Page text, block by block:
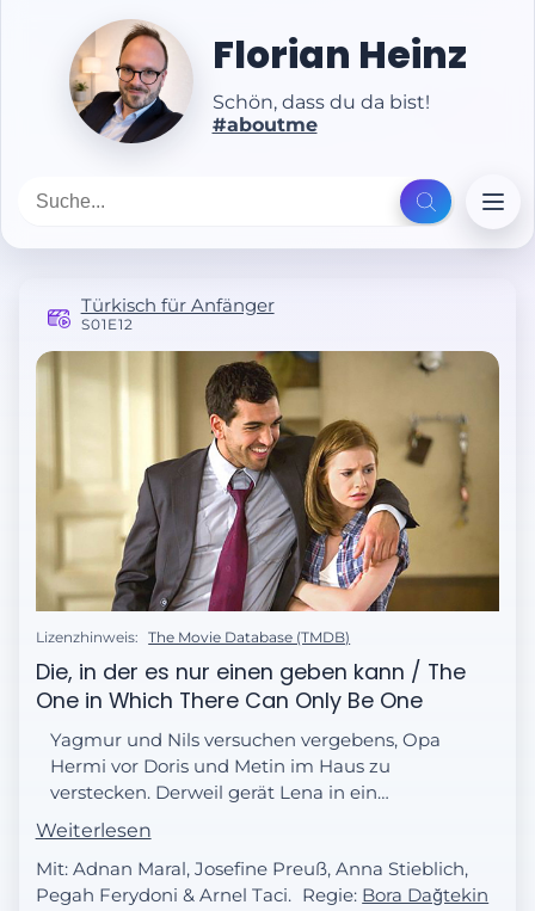
Florian Heinz
Schön, dass du da bist!
#aboutme
Türkisch für Anfänger
S01E12
Lizenzhinweis: The Movie Database (TMDB)
Die, in der es nur einen geben kann / The
One in Which There Can Only Be One
Yagmur und Nils versuchen vergebens, Opa
Hermi vor Doris und Metin im Haus zu
verstecken. Derweil gerät Lena in ein
absolutes Emotionschaos. Obwohl sie weiß,
dass man vor seinen Gefühlen nicht davon
laufen kann, tut sie genau das: sie läuft vor
ihren Gefühlen davon. Cem schaut sie
Weiterlesen
Mit: Adnan Maral, Josefine Preuß, Anna Stieblich,
Pegah Ferydoni & Arnel Taci. Regie: Bora Dağtekin